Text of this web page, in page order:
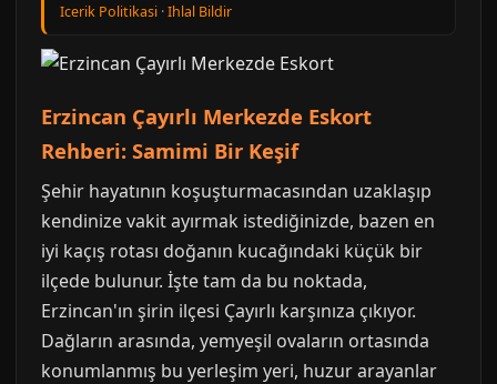
Icerik Politikasi ·Ihlal Bildir
Erzincan Çayırlı Merkezde Eskort
Rehberi: Samimi Bir Keşif
Şehir hayatının koşuşturmacasından uzaklaşıp
kendinize vakit ayırmak istediğinizde, bazen en
iyi kaçış rotası doğanın kucağındaki küçük bir
ilçede bulunur. İşte tam da bu noktada,
Erzincan'ın şirin ilçesi Çayırlı karşınıza çıkıyor.
Dağların arasında, yemyeşil ovaların ortasında
konumlanmış bu yerleşim yeri, huzur arayanlar